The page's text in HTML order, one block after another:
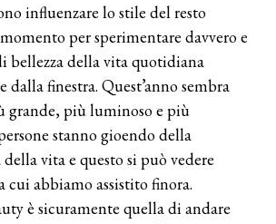
influenzare lo stile del resto
per sperimentare davvero e
bellezza della vita quotidiana
dalla finestra. Quest’anno sembra
grande, più luminoso e più
stanno gioendo della
vita e questo si può vedere
cui abbiamo assistito finora.
è sicuramente quella di andare